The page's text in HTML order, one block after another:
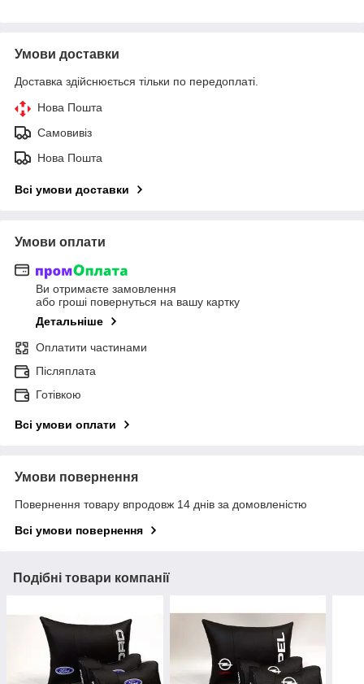
Умови доставки
Доставка здійснюється тільки по передоплаті.
Нова Пошта
Самовивіз
Нова Пошта
Всі умови доставки
Умови оплати
Ви отримаєте замовлення
або гроші повернуться на вашу картку
Детальніше
Оплатити частинами
Післяплата
Готівкою
Всі умови оплати
Умови повернення
Повернення товару впродовж 14 днів за домовленістю
Всі умови повернення
Подібні товари компанії